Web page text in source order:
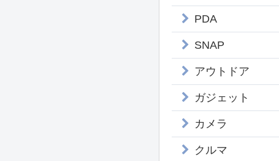
PDA
SNAP
アウトドア
ガジェット
カメラ
クルマ